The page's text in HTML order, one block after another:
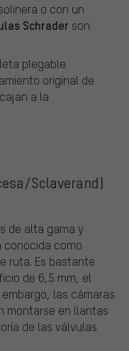
o con un
Schrader son
plegable
original de
a la
Sclaverand)
de alta gama y
conocida como
ruta. Es bastante
de 6,5 mm, el
las cámaras
montarse en llantas
de las válvulas